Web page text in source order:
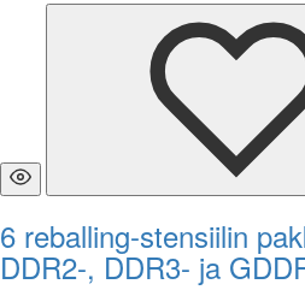
6 reballing-stensiilin
DDR2-, DDR3- ja